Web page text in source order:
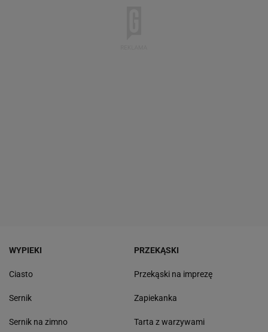
WYPIEKI
Ciasto
Sernik
Sernik na zimno
PRZEKĄSKI
Przekąski na imprezę
Zapiekanka
Tarta z warzywami